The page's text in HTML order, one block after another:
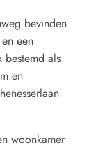
bevinden
een
als
en
woonkamer